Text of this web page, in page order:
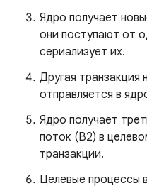
Ядро получает
они поступают от
сериализует их.
Другая транзакция
отправляется в
Ядро получает
поток (B2) в
транзакции.
Целевые процессы